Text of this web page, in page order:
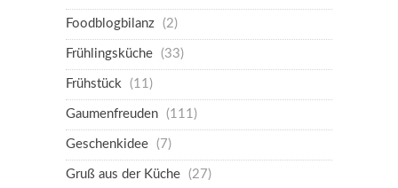
Foodblogbilanz (2)
Frühlingsküche (33)
Frühstück (11)
Gaumenfreuden (111)
Geschenkidee (7)
Gruß aus der Küche (27)